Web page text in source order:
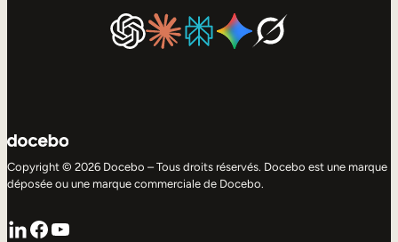
Copyright © 2026 Docebo – Tous droits réservés. Docebo est une marque
déposée ou une marque commerciale de Docebo.
LinkedIn
Facebook
YouTube